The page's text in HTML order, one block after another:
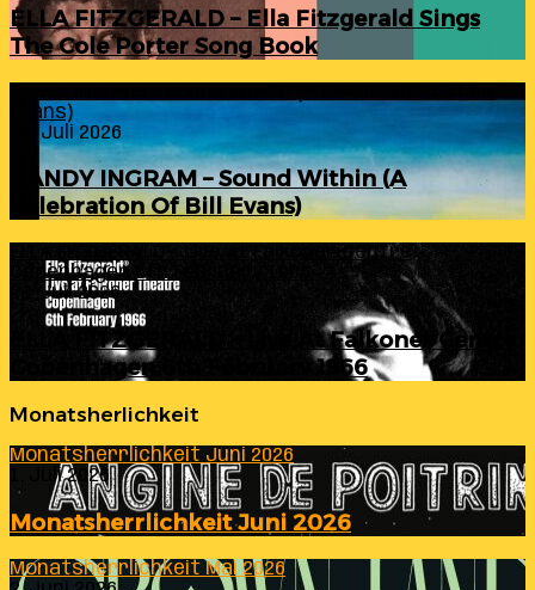
ELLA FITZGERALD – Ella Fitzgerald Sings
The Cole Porter Song Book
Evans)
24. Juli 2026
RANDY INGRAM – Sound Within (A
Celebration Of Bill Evans)
ELLA FITZGERALD – Live At Falkoner Centre
Copenhagen 6th February 1966
23. Juli 2026
ELLA FITZGERALD – Live At Falkoner Centre
Copenhagen 6th February 1966
Monatsherlichkeit
Monatsherrlichkeit Juni 2026
1. Juli 2026
Monatsherrlichkeit Juni 2026
Monatsherrlichkeit Mai 2026